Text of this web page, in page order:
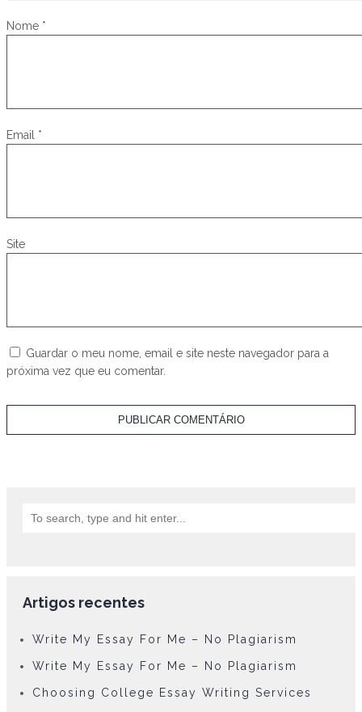
Nome *
Email *
Site
Guardar o meu nome, email e site neste navegador para a
próxima vez que eu comentar.
Artigos recentes
Write My Essay For Me – No Plagiarism
Write My Essay For Me – No Plagiarism
Choosing College Essay Writing Services